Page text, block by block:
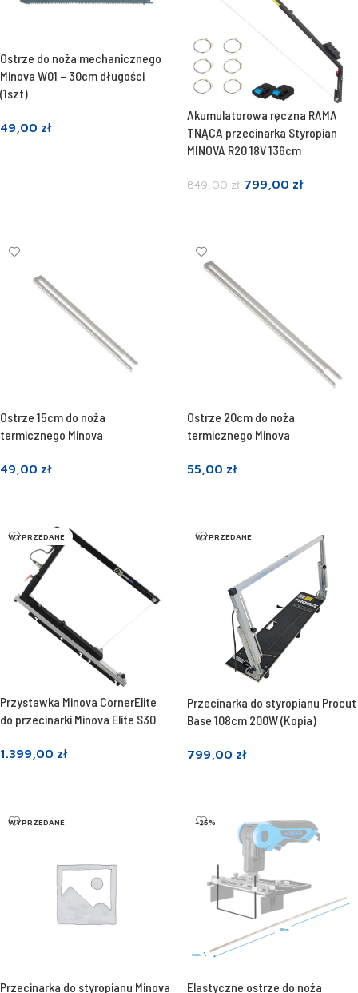
Ostrze do noża mechanicznego
Minova W01 – 30cm długości
(1szt)
49,00 zł
Akumulatorowa ręczna RAMA
TNĄCA przecinarka Styropian
MINOVA R20 18V 136cm
849,00zł 799,00 zł
Ostrze 15cm do noża
termicznego Minova
49,00 zł
Ostrze 20cm do noża
termicznego Minova
55,00 zł
WYPRZEDANE
Przystawka Minova CornerElite
do przecinarki Minova Elite S30
1.399,00 zł
WYPRZEDANE
Przecinarka do styropianu Procut
Base 108cm 200W (Kopia)
799,00 zł
WYPRZEDANE
Przecinarka do styropianu Minova
-25%
Elastyczne ostrze do noża